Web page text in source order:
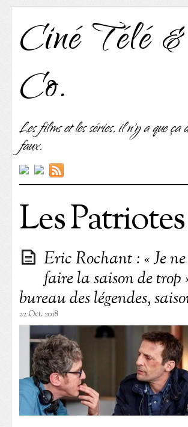
Ciné Télé &
Co.
Les films et les séries, il n'y a que
faux.
Les Patriotes
Eric Rochant : « Je
faire la saison de trop
bureau des légendes,
22 Oct. 2018